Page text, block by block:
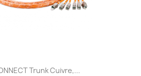
Trunk Cuivre,...